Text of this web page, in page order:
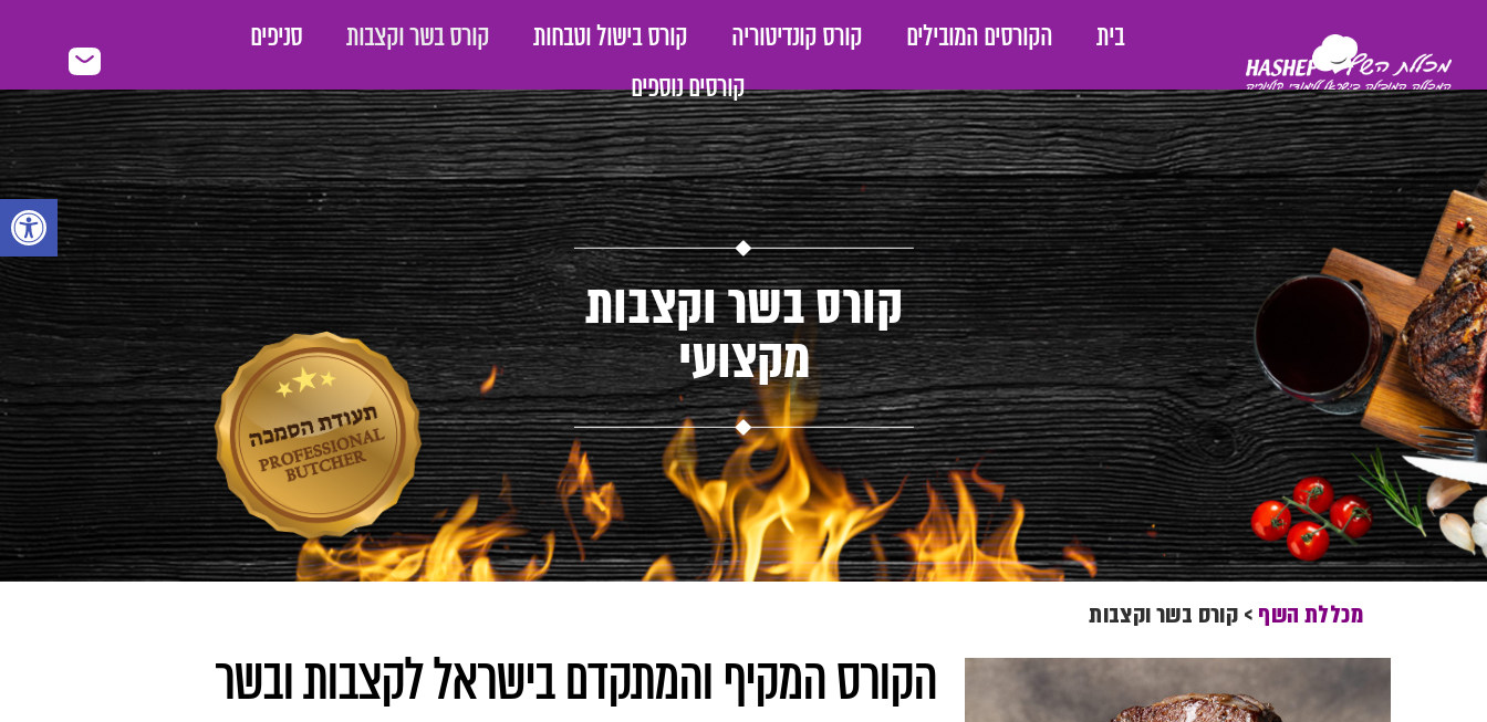
בית הקורסים המובילים קורס קונדיטוריה קורס בישול וטבחות קורס בשר וקצבות
סניפים
קורסים נוספים
קורס בשר וקצבות
מקצועי
מכללת השף>קורס בשר וקצבות
הקורס המקיף והמתקדם בישראל לקצבות ובשר